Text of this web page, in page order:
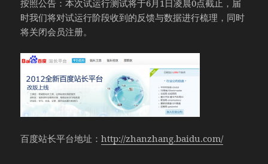
按照公告：本次试运行测试将于6月1日凌晨0点截止，届
时我们将对试运行阶段收到的反馈与数据进行梳理，同时
将关闭会员注册。
百度站长平台地址：http://zhanzhang.baidu.com/